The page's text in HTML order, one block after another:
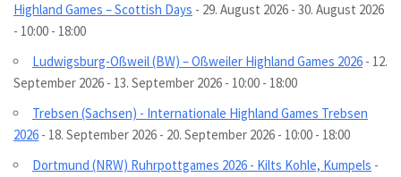
Highland Games – Scottish Days - 29. August 2026 - 30. August 2026
- 10:00 - 18:00
Ludwigsburg-Oßweil (BW) – Oßweiler Highland Games 2026 - 12.
September 2026 - 13. September 2026 - 10:00 - 18:00
Trebsen (Sachsen) - Internationale Highland Games Trebsen
2026 - 18. September 2026 - 20. September 2026 - 10:00 - 18:00
Dortmund (NRW) Ruhrpottgames 2026 - Kilts Kohle, Kumpels -